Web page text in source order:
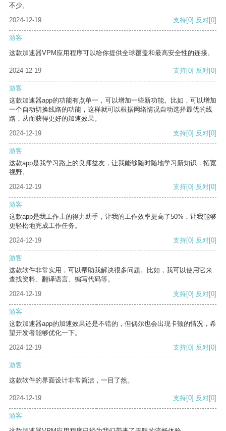
不少。
2024-12-19
支持[0] 反对[0]
游客
这款加速器VPM应用程序可以给你提供全球覆盖和最高安全性的连接。
2024-12-19 支持[0] 反对[0]
游客
这款加速器app的功能有点单一，可以增加一些新功能。比如，可以增加
一个自动切换线路的功能，这样就可以根据网络情况自动选择最优的线
路，从而获得更好的加速效果。
2024-12-19
支持[0] 反对[0]
游客
这款app是我学习路上的良师益友，让我能够随时随地学习新知识，拓宽
视野。
2024-12-19
支持[0] 反对[0]
游客
这款app是我工作上的得力助手，让我的工作效率提高了50%，让我能够
更轻松地完成工作任务。
2024-12-19
支持[0] 反对[0]
游客
这款软件非常实用，可以帮助我解决很多问题。比如，我可以使用它来
查找资料、翻译语言、编写代码等。
2024-12-19
支持[0] 反对[0]
游客
这款加速器app的加速效果还是不错的，但偶尔也会出现卡顿的情况，希
望开发者能够优化一下。
2024-12-19
支持[0] 反对[0]
游客
这款软件的界面设计非常简洁，一目了然。
2024-12-19 支持[0] 反对[0]
游客